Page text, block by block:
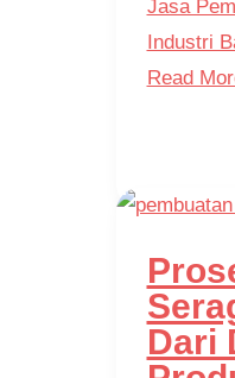
Jasa
Industri
Read
Dari